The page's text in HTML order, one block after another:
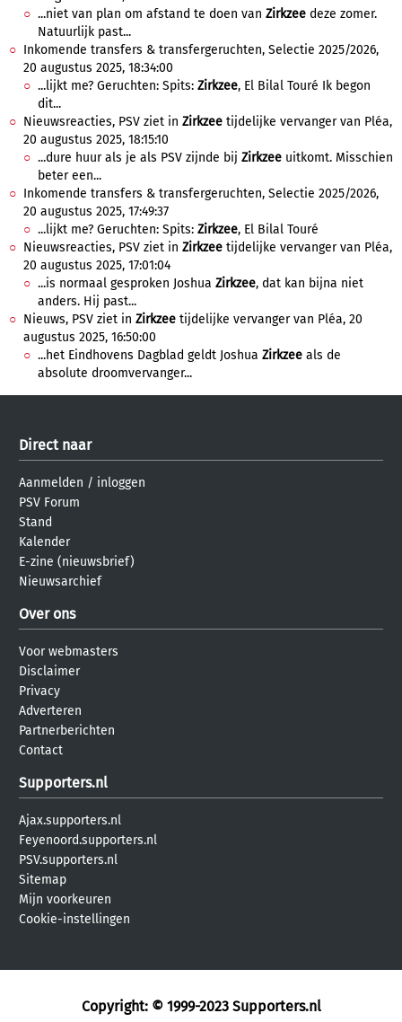
...niet van plan om afstand te doen van Zirkzee deze zomer.
Natuurlijk past...
Inkomende transfers & transfergeruchten, Selectie 2025/2026,
20 augustus 2025, 18:34:00
...lijkt me? Geruchten: Spits: Zirkzee, El Bilal Touré Ik begon
dit...
Nieuwsreacties, PSV ziet in Zirkzee tijdelijke vervanger van Pléa,
20 augustus 2025, 18:15:10
...dure huur als je als PSV zijnde bij Zirkzee uitkomt. Misschien
beter een...
Inkomende transfers & transfergeruchten, Selectie 2025/2026,
20 augustus 2025, 17:49:37
...lijkt me? Geruchten: Spits: Zirkzee, El Bilal Touré
Nieuwsreacties, PSV ziet in Zirkzee tijdelijke vervanger van Pléa,
20 augustus 2025, 17:01:04
...is normaal gesproken Joshua Zirkzee, dat kan bijna niet
anders. Hij past...
Nieuws, PSV ziet in Zirkzee tijdelijke vervanger van Pléa, 20
augustus 2025, 16:50:00
...het Eindhovens Dagblad geldt Joshua Zirkzee als de
absolute droomvervanger...
Direct naar
Aanmelden / inloggen
PSV Forum
Stand
Kalender
E-zine (nieuwsbrief)
Nieuwsarchief
Over ons
Voor webmasters
Disclaimer
Privacy
Adverteren
Partnerberichten
Contact
Supporters.nl
Ajax.supporters.nl
Feyenoord.supporters.nl
PSV.supporters.nl
Sitemap
Mijn voorkeuren
Cookie-instellingen
Copyright: © 1999-2023 Supporters.nl